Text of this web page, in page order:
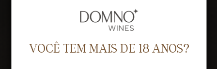
VOCÊ TEM MAIS DE 18 ANOS?